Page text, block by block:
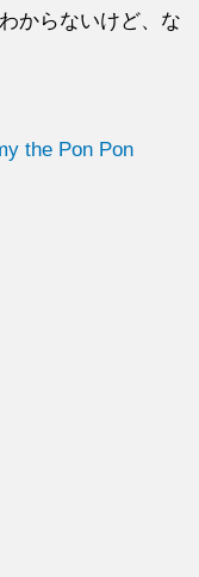
からないけど、な
the Pon Pon